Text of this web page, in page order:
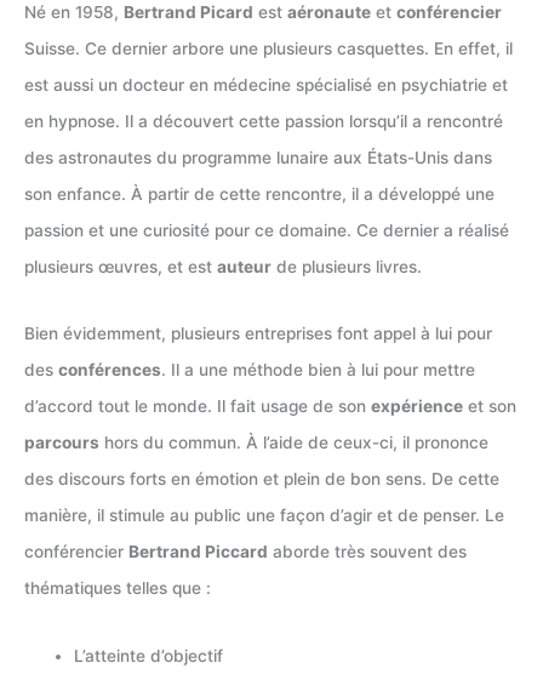
Né en 1958, Bertrand Picard est aéronaute et conférencier
Suisse. Ce dernier arbore une plusieurs casquettes. En effet, il
est aussi un docteur en médecine spécialisé en psychiatrie et
en hypnose. Il a découvert cette passion lorsqu’il a rencontré
des astronautes du programme lunaire aux États-Unis dans
son enfance. À partir de cette rencontre, il a développé une
passion et une curiosité pour ce domaine. Ce dernier a réalisé
plusieurs œuvres, et est auteur de plusieurs livres.
Bien évidemment, plusieurs entreprises font appel à lui pour
des conférences. Il a une méthode bien à lui pour mettre
d’accord tout le monde. Il fait usage de son expérience et son
parcours hors du commun. À l’aide de ceux-ci, il prononce
des discours forts en émotion et plein de bon sens. De cette
manière, il stimule au public une façon d’agir et de penser. Le
conférencier Bertrand Piccard aborde très souvent des
thématiques telles que :
L’atteinte d’objectif